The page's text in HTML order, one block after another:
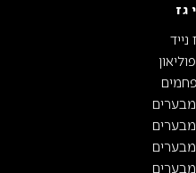
גז
נייד